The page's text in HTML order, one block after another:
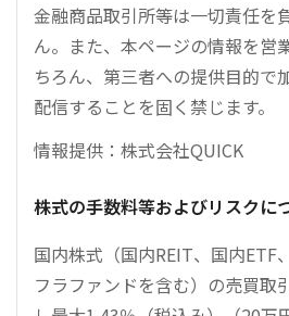
金融商品取引所等は一切責任を
ん。また、本ページの情報を営
ちろん、第三者への提供目的で
配信することを固く禁じます。
情報提供：株式会社QUICK
株式の手数料等およびリスクに
国内株式（国内REIT、国内ETF
フラファンドを含む）の売買取